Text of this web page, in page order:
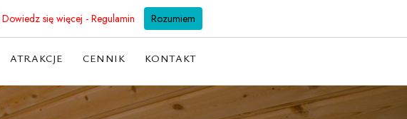
18 20 62 191 501 128 298 biuro@willabachledowka.pl
ATRAKCJE CENNIK KONTAKT
Dowiedz się więcej - Regulamin Rozumiem